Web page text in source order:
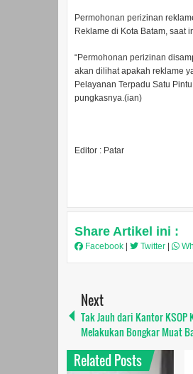
Permohonan perizinan
Reklame di Kota Batam, saat
“Permohonan perizinan
akan dilihat apakah reklame
Pelayanan Terpadu Satu
pungkasnya.(ian)
Editor : Patar
Share Artikel ini :
Facebook Twitter
Next
Tak Jauh dari Kantor KSOP
Melakukan Bongkar Muat
Related Posts